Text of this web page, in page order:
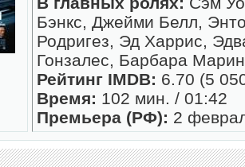
Бэнкс, Джейми Белл,
Родригез, Эд Харрис,
Гонзалес, Барбара
Рейтинг IMDB: 6.70 (5
Время: 102 мин. / 01:42
Премьера (РФ): 2